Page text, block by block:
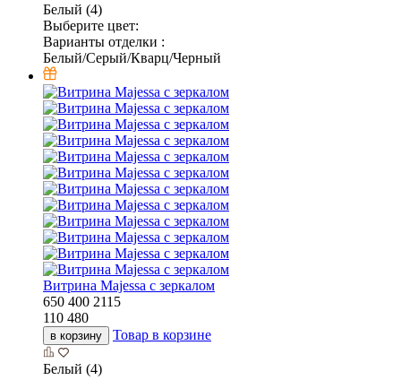
Белый (4)
Выберите цвет:
Варианты отделки :
Белый/Серый/Кварц/Черный
Витрина Majessa с зеркалом
650 400 2115
110 480
в корзину Товар в корзине
Белый (4)